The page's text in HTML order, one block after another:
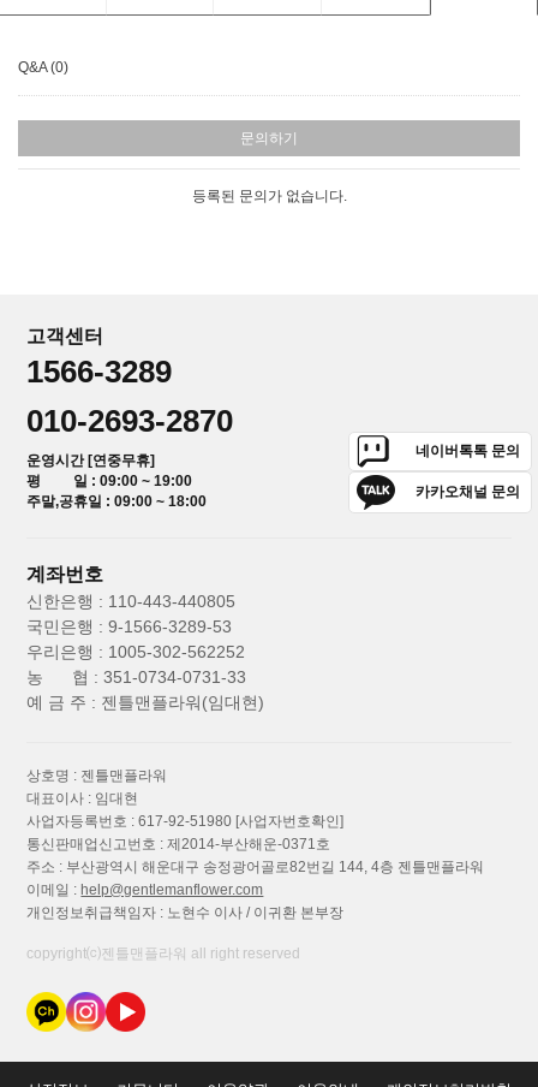
Q&A (0)
문의하기
등록된 문의가 없습니다.
고객센터
1566-3289
010-2693-2870
운영시간 [연중무휴]
평 일 : 09:00 ~ 19:00
주말,공휴일 : 09:00 ~ 18:00
네이버톡톡 문의
카카오채널 문의
계좌번호
신한은행 : 110-443-440805
국민은행 : 9-1566-3289-53
우리은행 : 1005-302-562252
농 협 : 351-0734-0731-33
예 금 주 : 젠틀맨플라워(임대현)
상호명 : 젠틀맨플라워
대표이사 : 임대현
사업자등록번호 : 617-92-51980 [사업자번호확인]
통신판매업신고번호 : 제2014-부산해운-0371호
주소 : 부산광역시 해운대구 송정광어골로82번길 144, 4층 젠틀맨플라워
이메일 :help@gentlemanflower.com
개인정보취급책임자 : 노현수 이사 / 이귀환 본부장
copyright⒞젠틀맨플라워 all right reserved